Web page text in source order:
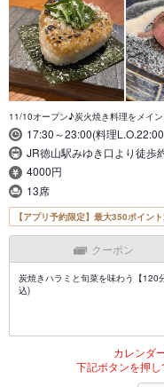
11/10オープン♪炭火焼き料理をメイン
17:30～23:00(料理
JR徳山駅みゆき口より徒歩
4000円
13席
【アプリ予約限定】最大350ポイン
クーポン
炭焼きハラミと旬菜を味わう【120
込)
カレンダ
下記ボタンを押し